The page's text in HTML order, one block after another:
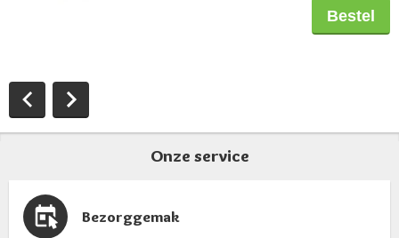
Bestel
Onze service
Bezorggemak